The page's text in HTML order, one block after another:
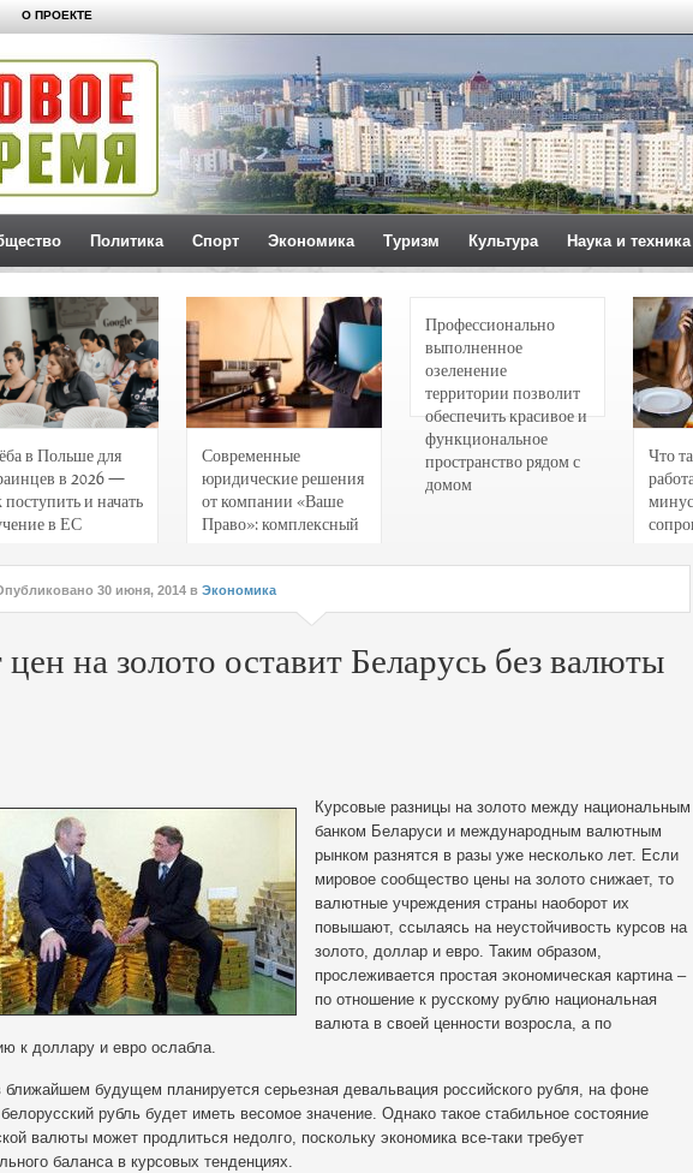
О ПРОЕКТЕ
Политика Спорт Экономика Туризм Культура Наука и техника
в Польше для
в 2026 —
поступить и начать
в ЕС
Современные
юридические решения
от компании «Ваше
Право»: комплексный
интересов клиентов
Профессионально
выполненное
озеленение
территории позволит
обеспечить красивое и
функциональное
пространство рядом с
домом
Что
30 июня, 2014 в Экономика
цен на золото оставит Беларусь без валюты
Курсовые разницы на золото между национальным
банком Беларуси и международным валютным
рынком разнятся в разы уже несколько лет. Если
мировое сообщество цены на золото снижает, то
валютные учреждения страны наоборот их
повышают, ссылаясь на неустойчивость курсов на
золото, доллар и евро. Таким образом,
прослеживается простая экономическая картина –
по отношение к русскому рублю национальная
валюта в своей ценности возросла, а по
к доллару и евро ослабла.
будущем планируется серьезная девальвация российского рубля, на фоне
белорусский рубль будет иметь весомое значение. Однако такое стабильное состояние
валюты может продлиться недолго, поскольку экономика все-таки требует
баланса в курсовых тенденциях.